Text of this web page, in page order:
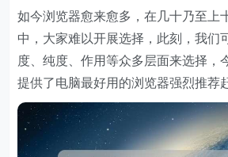
如今浏览器愈来愈多，在几十乃至上
中，大家难以开展选择，此刻，我们
度、纯度、作用等众多层面来选择，
提供了电脑最好用的浏览器强烈推荐